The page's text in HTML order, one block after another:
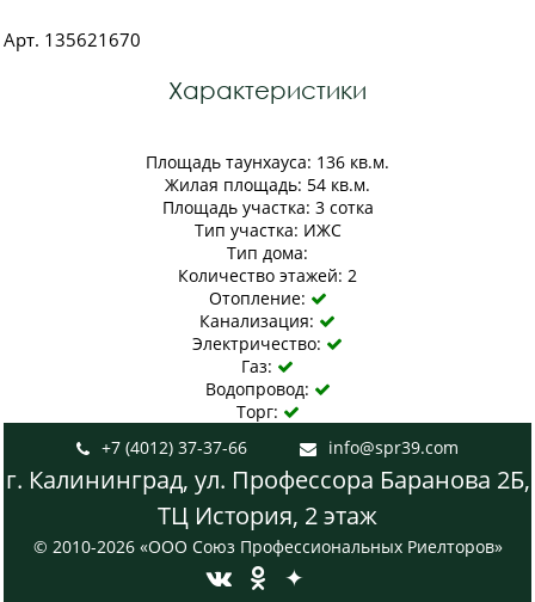
Арт. 135621670
Характеристики
Площадь таунхауса: 136 кв.м.
Жилая площадь: 54 кв.м.
Площадь участка: 3 сотка
Тип участка: ИЖС
Тип дома:
Количество этажей: 2
Отопление: 
Канализация: 
Электричество: 
Газ: 
Водопровод: 
Торг: 
 +7 (4012) 37-37-66  info@spr39.com
г. Калининград, ул. Профессора Баранова 2Б,
ТЦ История, 2 этаж
© 2010-2026 «ООО Союз Профессиональных Риелторов»
  ✦